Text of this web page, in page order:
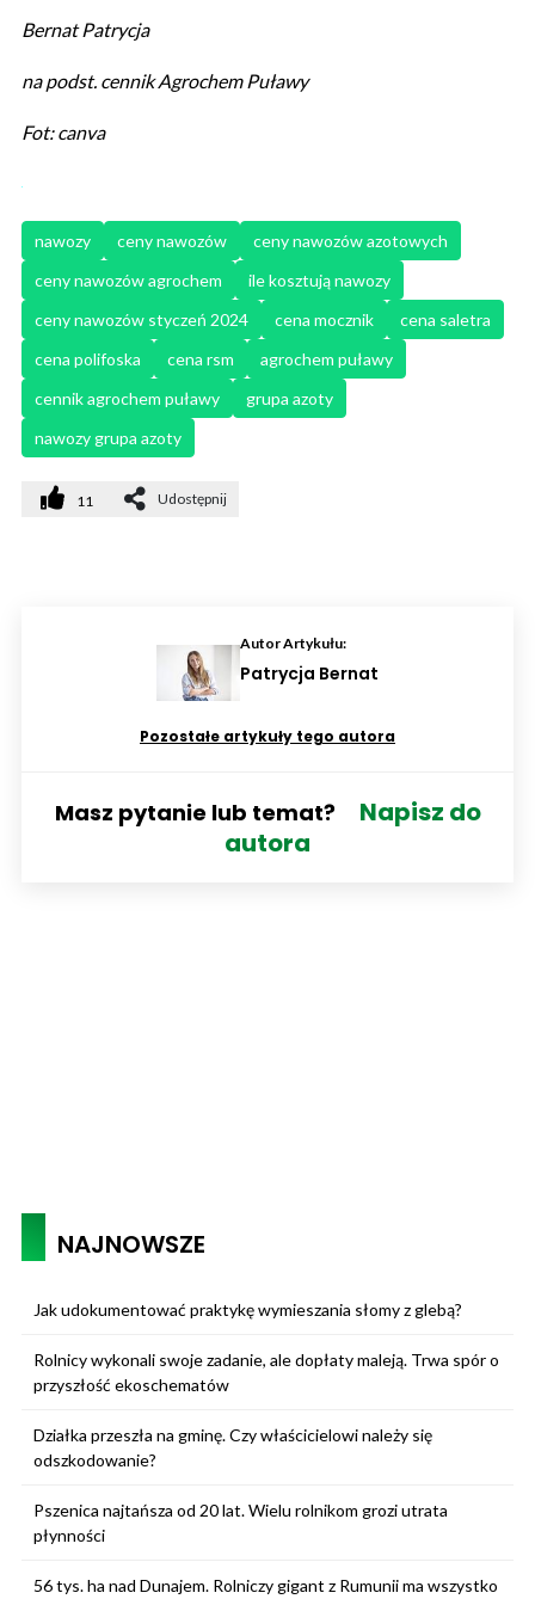
Bernat Patrycja
na podst. cennik Agrochem Puławy
Fot: canva
nawozy ceny nawozów
ceny nawozów azotowych
ceny nawozów agrochem
ile kosztują nawozy
ceny nawozów styczeń 2024
cena mocznik
cena saletra
cena polifoska
cena rsm
agrochem puławy
cennik agrochem puławy
grupa azoty
nawozy grupa azoty
11 Udostępnij
Autor Artykułu:
Patrycja Bernat
Pozostałe artykuły tego autora
Masz pytanie lub temat?
Napisz do
autora
NAJNOWSZE
Jak udokumentować praktykę wymieszania słomy z glebą?
Rolnicy wykonali swoje zadanie, ale dopłaty maleją. Trwa spór o
przyszłość ekoschematów
Działka przeszła na gminę. Czy właścicielowi należy się
odszkodowanie?
Pszenica najtańsza od 20 lat. Wielu rolnikom grozi utrata
płynności
56 tys. ha nad Dunajem. Rolniczy gigant z Rumunii ma wszystko